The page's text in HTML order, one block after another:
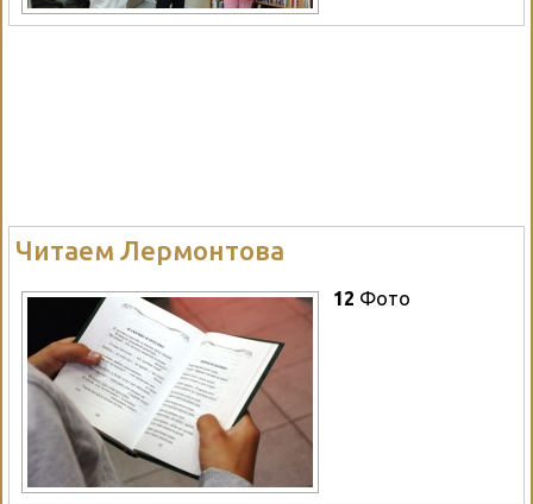
Читаем Лермонтова
12 Фото